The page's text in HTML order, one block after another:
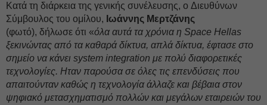
Κατά τη διάρκεια της γενικής συνέλευσης, ο Διευθύνων
Σύμβουλος του ομίλου, Ιωάννης Μερτζάνης
(φωτό), δήλωσε ότι «όλα αυτά τα χρόνια η Space Hellas
ξεκινώντας από τα καθαρά δίκτυα, απλά δίκτυα, έφτασε στο
σημείο να κάνει system integration με πολύ διαφορετικές
τεχνολογίες. Ηταν παρούσα σε όλες τις επενδύσεις που
απαιτούνταν καθώς η τεχνολογία άλλαζε και βέβαια στον
ψηφιακό μετασχηματισμό πολλών και μεγάλων εταιρειών του